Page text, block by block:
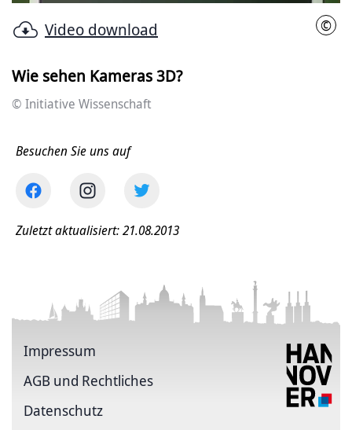
©
Video download
Wie sehen Kameras 3D?
© Initiative Wissenschaft
Besuchen Sie uns auf
Zuletzt aktualisiert: 21.08.2013
Impressum
AGB und Rechtliches
Datenschutz